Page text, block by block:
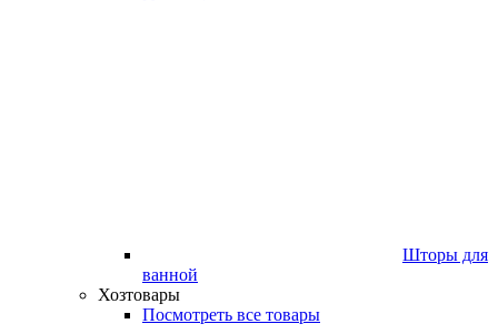
Шторы для
ванной
Хозтовары
Посмотреть все товары